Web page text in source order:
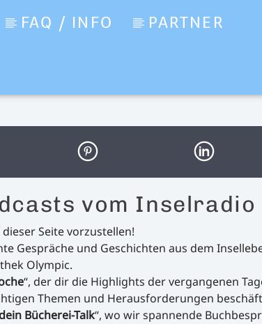
FAQ / INFO PARTNER
vom Inselradio
Seite vorzustellen!
Gespräche und Geschichten aus dem
Olympic.
“, der dir die Highlights der vergangenen
Themen und Herausforderungen
Bücherei-Talk“, wo wir spannende